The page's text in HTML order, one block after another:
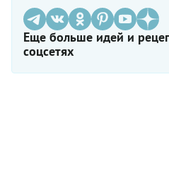
Еще больше идей и
соцсетях